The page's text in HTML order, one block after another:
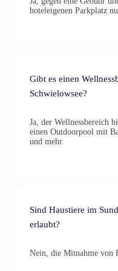
hoteleigenen Parkplatz
Gibt es einen
Schwielowsee?
Ja, der Wellnessbereich
einen Outdoorpool mit
und mehr.
Sind Haustiere im
erlaubt?
Nein, die Mitnahme von